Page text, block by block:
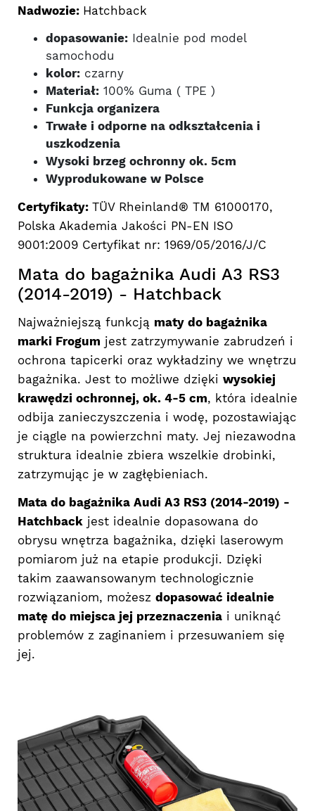
Nadwozie: Hatchback
dopasowanie: Idealnie pod model
samochodu
kolor: czarny
Materiał: 100% Guma ( TPE )
Funkcja organizera
Trwałe i odporne na odkształcenia i
uszkodzenia
Wysoki brzeg ochronny ok. 5cm
Wyprodukowane w Polsce
Certyfikaty: TÜV Rheinland® TM 61000170,
Polska Akademia Jakości PN-EN ISO
9001:2009 Certyfikat nr: 1969/05/2016/J/C
Mata do bagażnika Audi A3 RS3
(2014-2019) - Hatchback
Najważniejszą funkcją maty do bagażnika
marki Frogum jest zatrzymywanie zabrudzeń i
ochrona tapicerki oraz wykładziny we wnętrzu
bagażnika. Jest to możliwe dzięki wysokiej
krawędzi ochronnej, ok. 4-5 cm, która idealnie
odbija zanieczyszczenia i wodę, pozostawiając
je ciągle na powierzchni maty. Jej niezawodna
struktura idealnie zbiera wszelkie drobinki,
zatrzymując je w zagłębieniach.
Mata do bagażnika Audi A3 RS3 (2014-2019) -
Hatchback jest idealnie dopasowana do
obrysu wnętrza bagażnika, dzięki laserowym
pomiarom już na etapie produkcji. Dzięki
takim zaawansowanym technologicznie
rozwiązaniom, możesz dopasować idealnie
matę do miejsca jej przeznaczenia i uniknąć
problemów z zaginaniem i przesuwaniem się
jej.